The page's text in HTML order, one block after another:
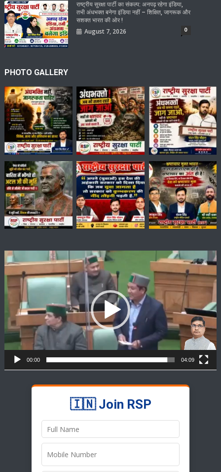
राष्ट्रीय सुरक्षा पार्टी का संकल्प: अनपढ़ रहेगा इंडिया,
तभी अंधभक्त बनेगा इंडिया नहीं – शिक्षित, जागरूक और
सशक्त भारत की ओर !
August 7, 2026 0
PHOTO GALLERY
Video
Player
00:00 04:09
🇮🇳 Join RSP